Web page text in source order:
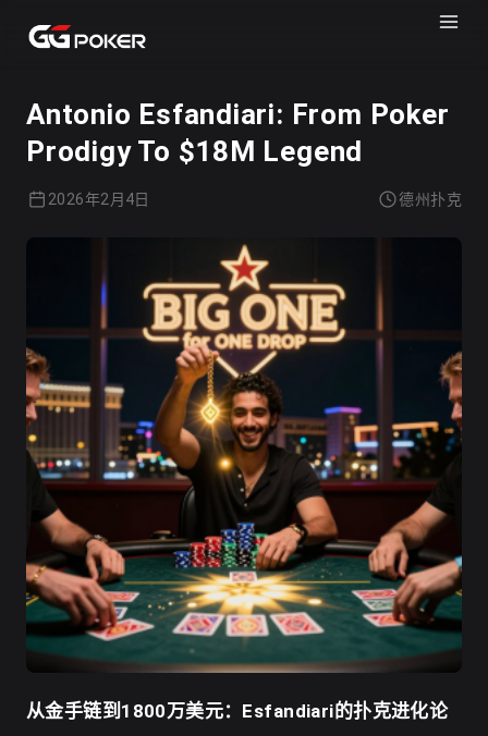
Antonio Esfandiari: From Poker
Prodigy To $18M Legend
2026年2月4日 德州扑克
从金手链到1800万美元：Esfandiari的扑克进化论